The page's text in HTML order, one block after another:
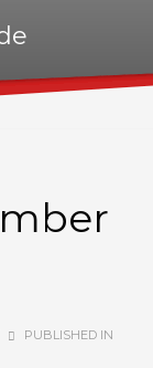
PUBLISHED IN